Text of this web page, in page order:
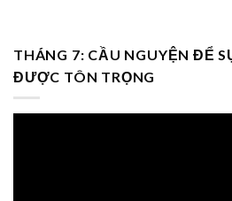
THÁNG 7: CẦU NGUYỆN ĐỂ
ĐƯỢC TÔN TRỌNG